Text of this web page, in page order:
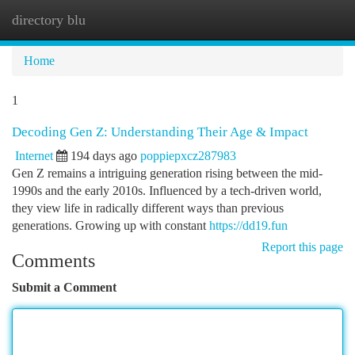
directory blu
Home
1
Decoding Gen Z: Understanding Their Age & Impact
Internet 194 days ago poppiepxcz287983
Gen Z remains a intriguing generation rising between the mid-
1990s and the early 2010s. Influenced by a tech-driven world,
they view life in radically different ways than previous
generations. Growing up with constant https://dd19.fun
Report this page
Comments
Submit a Comment